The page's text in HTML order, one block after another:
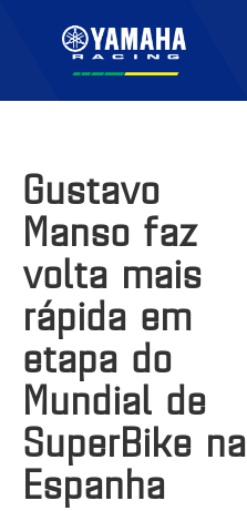
Gustavo
Manso faz
volta mais
rápida em
etapa do
Mundial de
SuperBike na
Espanha